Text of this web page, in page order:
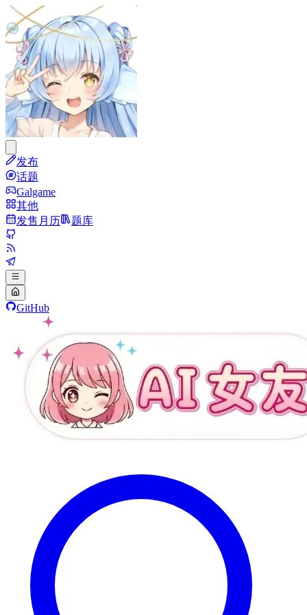
发布
话题
Galgame
其他
发售月历
题库
GitHub